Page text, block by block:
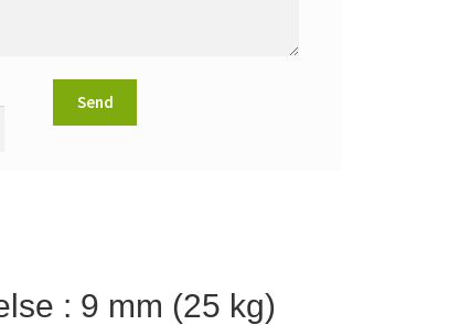
: 9 mm (25 kg)